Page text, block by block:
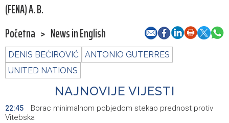
(FENA) A. B.
Početna > News in English
DENIS BEĆIROVIĆ
ANTONIO GUTERRES
UNITED NATIONS
NAJNOVIJE VIJESTI
22:45
Borac minimalnom pobjedom stekao prednost protiv
Vitebska